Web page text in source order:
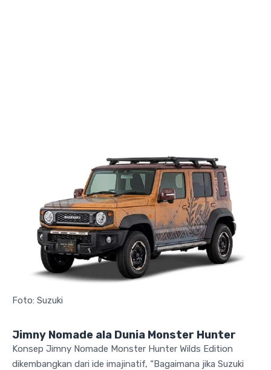
Foto: Suzuki
Jimny Nomade ala Dunia Monster Hunter
Konsep Jimny Nomade Monster Hunter Wilds Edition
dikembangkan dari ide imajinatif, “Bagaimana jika Suzuki